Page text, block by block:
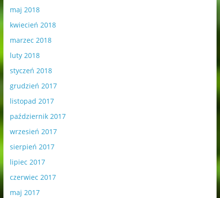
maj 2018
kwiecień 2018
marzec 2018
luty 2018
styczeń 2018
grudzień 2017
listopad 2017
październik 2017
wrzesień 2017
sierpień 2017
lipiec 2017
czerwiec 2017
maj 2017